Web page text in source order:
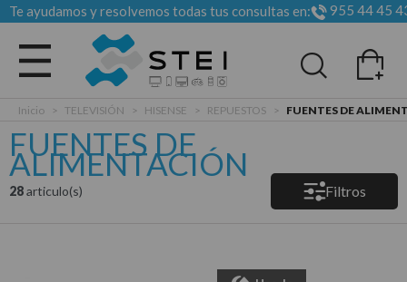
Te ayudamos y resolvemos todas tus consultas en: 955 44 45
Todas las categorias
Inicio > TELEVISIÓN > HISENSE > REPUESTOS > FUENTES DE
FUENTES DE
ALIMENTACIÓN
28articulo(s) Filtros